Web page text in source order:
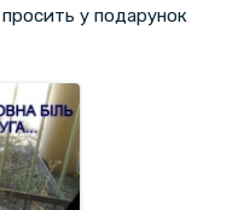
у подарунок